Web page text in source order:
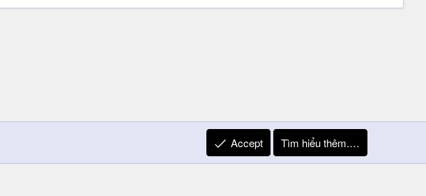
Quy định và Nội quy Privacy Policy Trợ giúp
S
Accept Tìm hiểu thêm.…